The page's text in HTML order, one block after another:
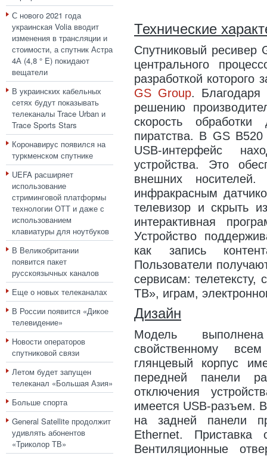
С нового 2021 года
украинская Volia вводит
изменения в трансляции и
стоимости, а спутник Астра
4А (4,8 ° E) покидают
вещатели
В украинских кабельных
сетях будут показывать
телеканалы Trace Urban и
Trace Sports Stars
Коронавирус появился на
туркменском спутнике
UEFA расширяет
использование
стриминговой платформы
технологии ОТТ и даже с
использованием
клавиатуры для ноутбуков
В Великобритании
появится пакет
русскоязычных каналов
Еще о новых телеканалах
В России появится «Дикое
телевидение»
Новости операторов
спутниковой связи
Летом будет запущен
телеканал «Большая Азия»
Больше спорта
General Satellite продолжит
удивлять абонентов
«Триколор ТВ»
Технические
Спутниковый ресивер
центрального
разработкой которого
GS Group. Благодаря
решению
скорость
пиратства. В GS
USB-интерфейс
устройства. Это
внешних
инфракрасным
телевизор и скрыть
интерактивная
Устройство
как запись
Пользователи
сервисам: телетексту,
ТВ», играм,
Дизайн
Модель
свойственному
глянцевый корпус
передней панели
отключения
имеется USB-разъем.
на задней панели
Ethernet. Приставка
Вентиляционные